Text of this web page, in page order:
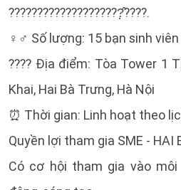
????????????????????̣̂????.
♀️♂️ Số lượng: 15 bạn sinh viên
???? Địa điểm: Tòa Tower 1
Khai, Hai Bà Trưng, Hà Nội
⏰ Thời gian: Linh hoạt theo
Quyền lợi tham gia SME - HAI
Có cơ hội tham gia vào